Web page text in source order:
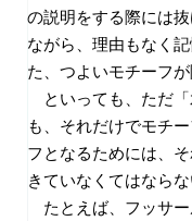
の説明をする際には
ながら、理由もなく
た、つよいモチーフ
といっても、ただ「
も、それだけでモチ
フとなるためには、
きていなくてはならな
たとえば、フッサー